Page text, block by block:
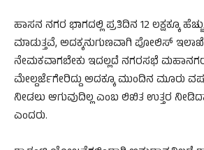
ಹಾಸನ ನಗರ ಭಾಗದಲ್ಲಿ ಪ್ರತಿದಿನ 12 ಲಕ್ಷಕ್ಕೂ
ಮಾಡುತ್ತವೆ, ಅದಕ್ಕನುಗುಣವಾಗಿ ಪೋಲಿಸ್
ನೇಮಕವಾಗಬೇಕು ಇದಲ್ಲದೆ ನಗರಸಭೆ
ಮೇಲ್ದರ್ಜೆಗೇರಿದ್ದು ಅದಕ್ಕೂ ಮುಂದಿನ ಮೂರು
ನೀಡಲು ಆಗುವುದಿಲ್ಲ ಎಂಬ ಲಿಖಿತ ಉತ್ತರ
ಎಂದರು.